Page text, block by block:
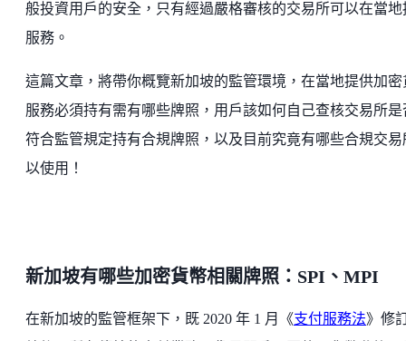
般投資用戶的安全，只有經過嚴格審核的交易所可以在當地
服務。
這篇文章，將帶你概覽新加坡的監管環境，在當地提供加密
服務必須持有需有哪些牌照，用戶該如何自己查核交易所是
符合監管規定持有合規牌照，以及目前究竟有哪些合規交易
以使用！
新加坡有哪些加密貨幣相關牌照：SPI、MPI
在新加坡的監管框架下，既 2020 年 1 月《支付服務法》修